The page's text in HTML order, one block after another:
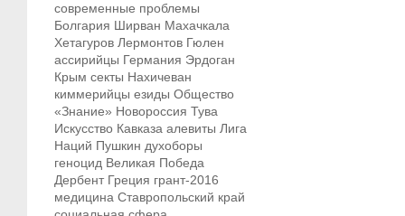
современные проблемы
Болгария Ширван Махачкала
Хетагуров Лермонтов Гюлен
ассирийцы Германия Эрдоган
Крым секты Нахичеван
киммерийцы езиды Общество
«Знание» Новороссия Тува
Искусство Кавказа алевиты Лига
Наций Пушкин духоборы
геноцид Великая Победа
Дербент Греция грант-2016
медицина Ставропольский край